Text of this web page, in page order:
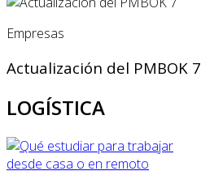
Empresas
Actualización del PMBOK 7
LOGÍSTICA